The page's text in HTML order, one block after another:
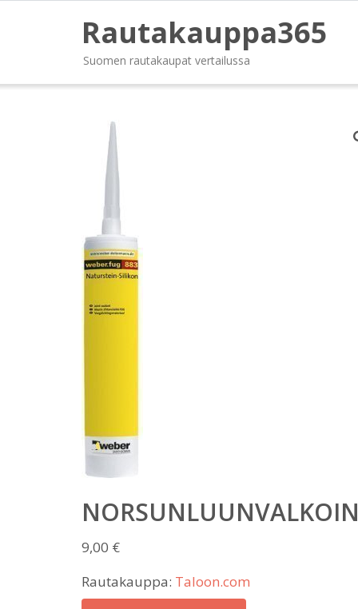
Rautakauppa365
Suomen rautakaupat vertailussa
9,00 €
Rautakauppa: Taloon.com